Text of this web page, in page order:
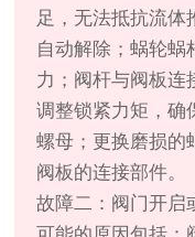
足，无法抵抗流体
自动解除；蜗轮蜗
力；阀杆与阀板连
调整锁紧力矩，确
螺母；更换磨损的
阀板的连接部件。
故障二：阀门开启